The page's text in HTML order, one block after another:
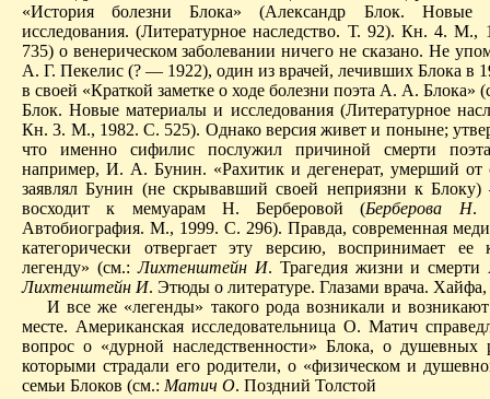
«История болезни Блока» (Александр Блок. Новые
исследования.(Литературное наследство. Т. 92). Кн. 4. М.,
735) о венерическом заболевании ничего не сказано. Не
А. Г. Пекелис (? — 1922), один из врачей, лечивших Блока в
в своей «Краткой заметке о ходе болезни поэта А. А. Блока»
Блок. Новые материалы и исследования (Литературное
Кн. 3. М., 1982. С. 525). Однако версия живет и поныне;
что именно сифилис послужил причиной смерти
например, И. А. Бунин. «Рахитик и дегенерат, умерший
заявлял Бунин (не скрывавший своей неприязни к
восходит к мемуарам Н. Берберовой (Берберова Н.
Автобиография. М., 1999. С. 296). Правда, современная
категорически отвергает эту версию, воспринимает ее
легенду» (см.:Лихтенштейн И. Трагедия жизни и
Лихтенштейн И. Этюды о литературе. Глазами врача.
И все же «легенды» такого рода возникали и
месте. Американская исследовательница О. Матич
вопрос о «дурной наследственности» Блока, о душевных
которыми страдали его родители, о «физическом и
семьи Блоков (см.: Матич О. Поздний Толстой